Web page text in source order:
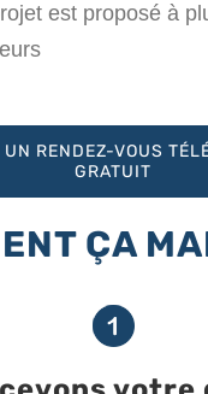
est proposé à
UN RENDEZ-VOUS
GRATUIT
ÇA